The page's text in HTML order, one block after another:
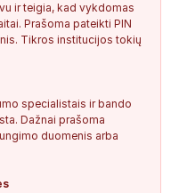
ir teigia, kad vykdomas
Prašoma pateikti PIN
Tikros institucijos tokių
specialistais ir bando
Dažnai prašoma
duomenis arba